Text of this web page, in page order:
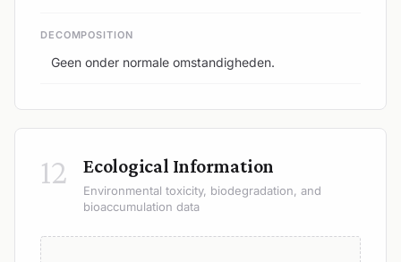
DECOMPOSITION
Geen onder normale omstandigheden.
12 Ecological Information
Environmental toxicity, biodegradation, and
bioaccumulation data